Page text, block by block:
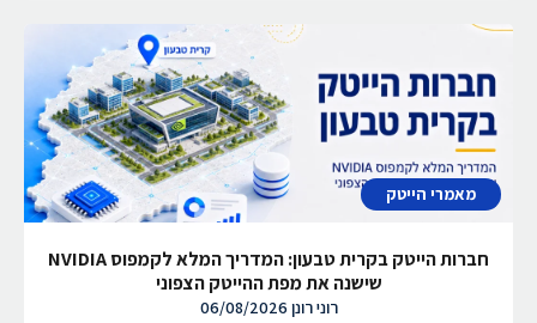
מאמרי הייטק
חברות הייטק בקרית טבעון: המדריך המלא לקמפוס NVIDIA
שישנה את מפת ההייטק הצפוני
רוני רונן 06/08/2026